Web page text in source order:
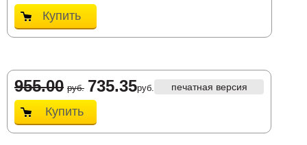
Купить
955.00 руб. 735.35руб. печатная версия
Купить